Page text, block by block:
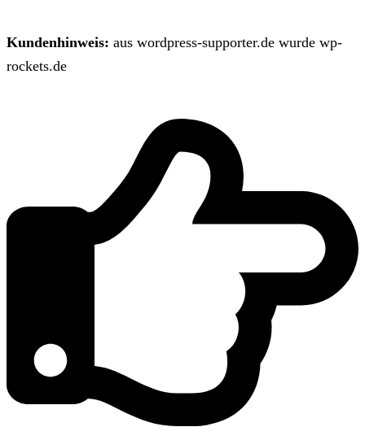
Kundenhinweis: aus wordpress-supporter.de wurde wp-
rockets.de